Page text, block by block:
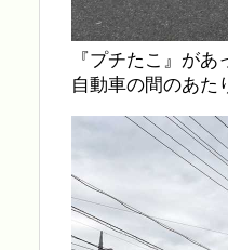
『プチたこ』が
自動車の間のあた